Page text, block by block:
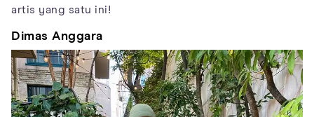
artis yang satu ini!
Dimas Anggara